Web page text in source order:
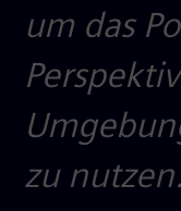
um das
zu